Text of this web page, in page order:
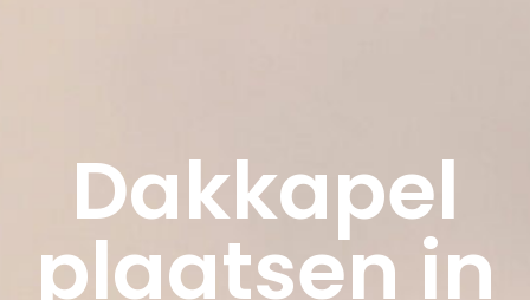
Dakkapel
plaatsen in